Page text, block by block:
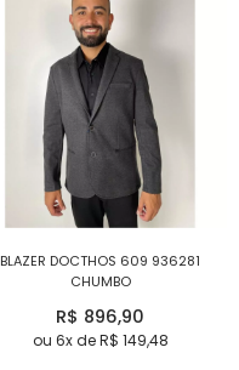
BLAZER DOCTHOS 609 936281
CHUMBO
R$ 896,90
ou 6x de R$ 149,48